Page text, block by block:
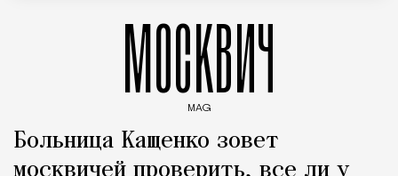
МОСКВИЧ
MAG
Больница Кащенко зовет
москвичей проверить, все ли у